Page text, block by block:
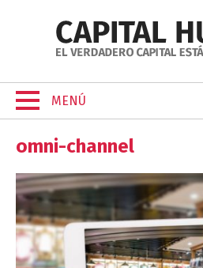
MENÚ
omni-channel